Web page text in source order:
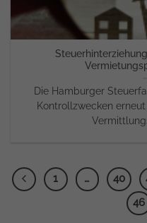
Die Hamburger
Kontrollzwecken
1 … 40
46